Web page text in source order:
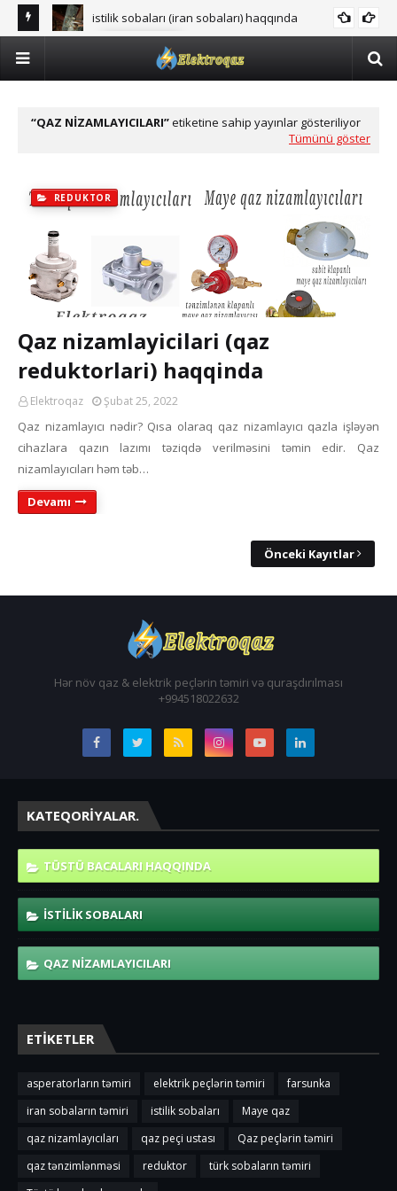
istilik sobaları (iran sobaları) haqqında
FARSUNKA
QAZ NIZAMLAYICILARI etiketine sahip yayınlar gösteriliyor
Tümünü göster
REDUKTOR
Qaz nizamlayicilari (qaz
reduktorlari) haqqinda
Elektroqaz Şubat 25, 2022
Qaz nizamlayıcı nədir? Qısa olaraq qaz nizamlayıcı qazla işləyən
cihazlara qazın lazımı təziqdə verilməsini təmin edir. Qaz
nizamlayıcıları həm təb…
Devamı
Önceki Kayıtlar
Hər növ qaz & elektrik peçlərin təmiri və quraşdırılması
+994518022632
KATEQORIYALAR.
TÜSTÜ BACALARI HAQQINDA
ISTILIK SOBALARI
QAZ NIZAMLAYICILARI
ETIKETLER
asperatorların təmiri elektrik peçlərin təmiri
farsunka
iran sobaların təmiri
istilik sobaları
Maye qaz
qaz nizamlayıcıları
qaz peçi ustası
Qaz peçlərin təmiri
qaz tənzimlənməsi
reduktor
türk sobaların təmiri